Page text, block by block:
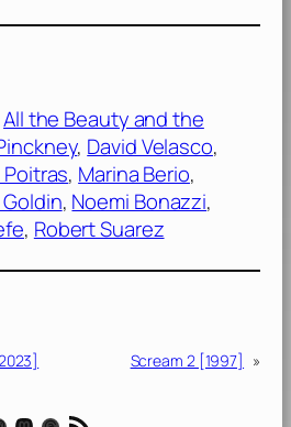
All the Beauty and the
, David Velasco
Poitras, Marina Berio
Goldin, Noemi Bonazzi
, Robert Suarez
Scream 2 [1997] »